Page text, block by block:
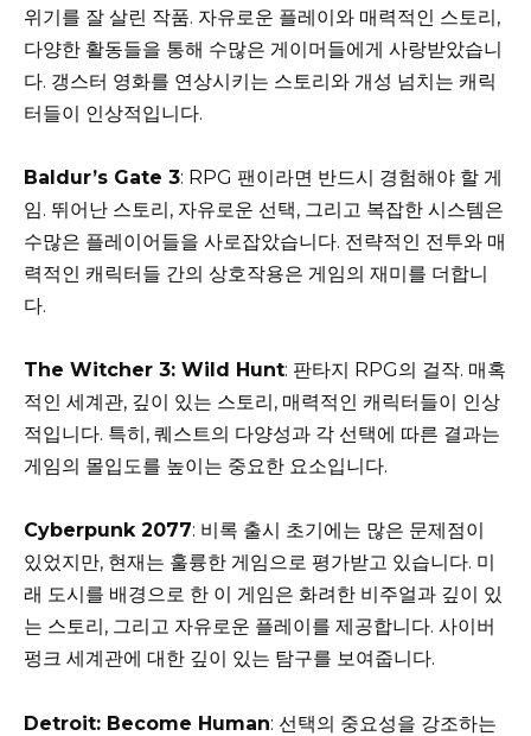
위기를 잘 살린 작품. 자유로운 플레이와 매력적인 스토리,
다양한 활동들을 통해 수많은 게이머들에게 사랑받았습니
다. 갱스터 영화를 연상시키는 스토리와 개성 넘치는 캐릭
터들이 인상적입니다.
Baldur’s Gate 3: RPG 팬이라면 반드시 경험해야 할 게
임. 뛰어난 스토리, 자유로운 선택, 그리고 복잡한 시스템은
수많은 플레이어들을 사로잡았습니다. 전략적인 전투와 매
력적인 캐릭터들 간의 상호작용은 게임의 재미를 더합니
다.
The Witcher 3: Wild Hunt: 판타지 RPG의 걸작. 매혹
적인 세계관, 깊이 있는 스토리, 매력적인 캐릭터들이 인상
적입니다. 특히, 퀘스트의 다양성과 각 선택에 따른 결과는
게임의 몰입도를 높이는 중요한 요소입니다.
Cyberpunk 2077: 비록 출시 초기에는 많은 문제점이
있었지만, 현재는 훌륭한 게임으로 평가받고 있습니다. 미
래 도시를 배경으로 한 이 게임은 화려한 비주얼과 깊이 있
는 스토리, 그리고 자유로운 플레이를 제공합니다. 사이버
펑크 세계관에 대한 깊이 있는 탐구를 보여줍니다.
Detroit: Become Human: 선택의 중요성을 강조하는